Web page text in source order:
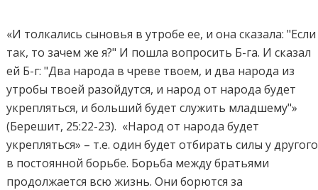
«И толкались сыновья в утробе ее, и она сказала: "Если
так, то зачем же я?" И пошла вопросить Б-га. И сказал
ей Б-г: "Два народа в чреве твоем, и два народа из
утробы твоей разойдутся, и народ от народа будет
укрепляться, и больший будет служить младшему"»
(Берешит, 25:22-23). «Народ от народа будет
укрепляться» – т.е. один будет отбирать силы у другого
в постоянной борьбе. Борьба между братьями
продолжается всю жизнь. Они борются за